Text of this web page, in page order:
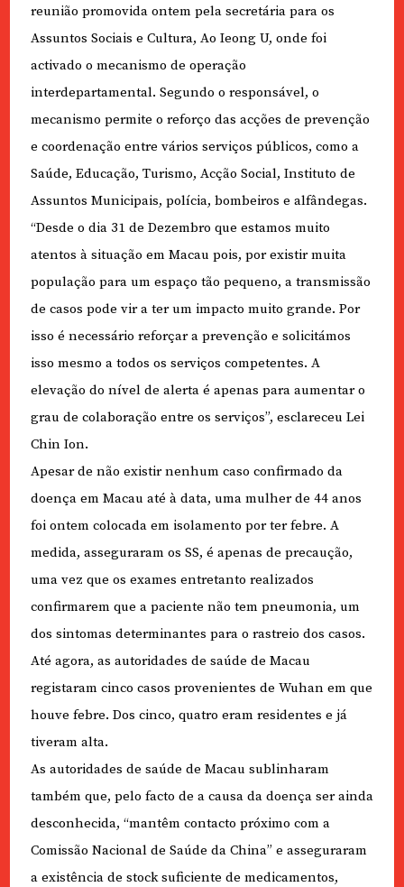
reunião promovida ontem pela secretária para os
Assuntos Sociais e Cultura, Ao Ieong U, onde foi
activado o mecanismo de operação
interdepartamental. Segundo o responsável, o
mecanismo permite o reforço das acções de prevenção
e coordenação entre vários serviços públicos, como a
Saúde, Educação, Turismo, Acção Social, Instituto de
Assuntos Municipais, polícia, bombeiros e alfândegas.
“Desde o dia 31 de Dezembro que estamos muito
atentos à situação em Macau pois, por existir muita
população para um espaço tão pequeno, a transmissão
de casos pode vir a ter um impacto muito grande. Por
isso é necessário reforçar a prevenção e solicitámos
isso mesmo a todos os serviços competentes. A
elevação do nível de alerta é apenas para aumentar o
grau de colaboração entre os serviços”, esclareceu Lei
Chin Ion.
Apesar de não existir nenhum caso confirmado da
doença em Macau até à data, uma mulher de 44 anos
foi ontem colocada em isolamento por ter febre. A
medida, asseguraram os SS, é apenas de precaução,
uma vez que os exames entretanto realizados
confirmarem que a paciente não tem pneumonia, um
dos sintomas determinantes para o rastreio dos casos.
Até agora, as autoridades de saúde de Macau
registaram cinco casos provenientes de Wuhan em que
houve febre. Dos cinco, quatro eram residentes e já
tiveram alta.
As autoridades de saúde de Macau sublinharam
também que, pelo facto de a causa da doença ser ainda
desconhecida, “mantêm contacto próximo com a
Comissão Nacional de Saúde da China” e asseguraram
a existência de stock suficiente de medicamentos,